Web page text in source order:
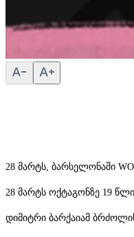
28 მარტს, ბარსელონაში
28 მარტს ოქტაგონზე 19
დიმიტრი ბარქაიამ